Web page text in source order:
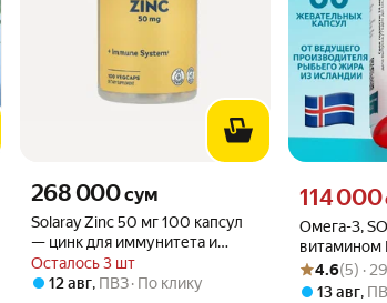
Solaray Zinc 50 мг 100 капсул
— цинк для иммунитета и
здоровья организма
Осталось 3 шт
Цена 268000 сум вместо
268 000сум
12 авг, ПВЗ По клику
Омега-3,
витамином
и травы, 60
Цена 114000
114 000
Рейтинг
Оценок: (5) ·
4.6(5) ·
13 авг,